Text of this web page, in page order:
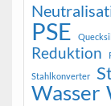
PSE
Reduktion
Stahlkonverter
Wasser